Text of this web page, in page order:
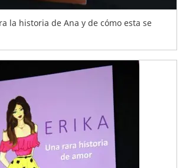
la historia de Ana y de cómo esta se